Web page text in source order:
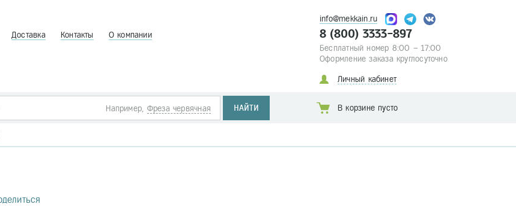
Доставка Контакты О компании
info@mekkain.ru
8 (800) 3333-897
Бесплатный номер 8:00 – 17:00
Оформление заказа круглосуточно
Личный кабинет
Например, Фреза червячная НАЙТИ В корзине пусто